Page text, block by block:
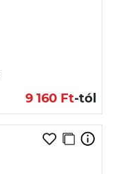
9 160 Ft-tól